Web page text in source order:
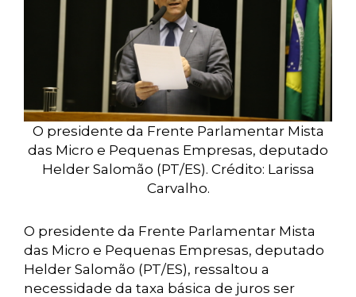
O presidente da Frente Parlamentar Mista
das Micro e Pequenas Empresas, deputado
Helder Salomão (PT/ES). Crédito: Larissa
Carvalho.
O presidente da Frente Parlamentar Mista
das Micro e Pequenas Empresas, deputado
Helder Salomão (PT/ES), ressaltou a
necessidade da taxa básica de juros ser